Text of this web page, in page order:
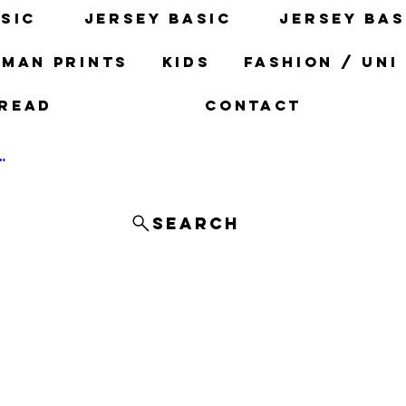
Jersey basic Jersey
prints Kids fashion / uni
Contact
In
Search